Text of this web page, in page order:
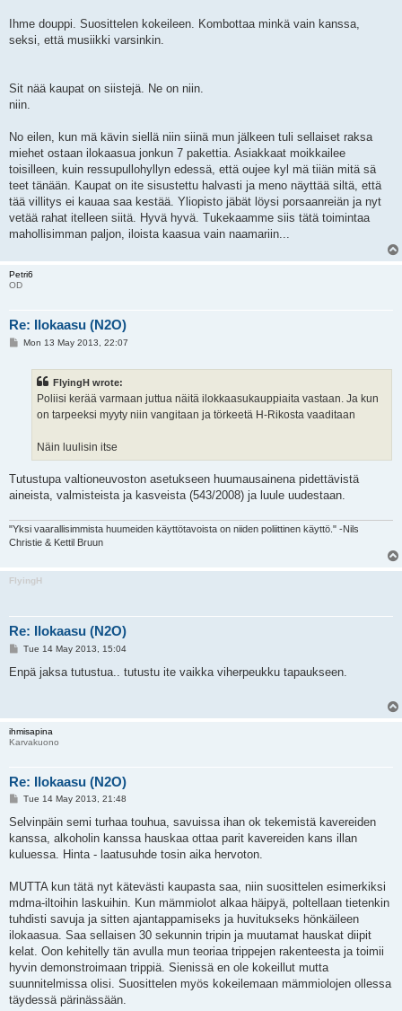
Ihme douppi. Suosittelen kokeileen. Kombottaa minkä vain kanssa,
seksi, että musiikki varsinkin.
Sit nää kaupat on siistejä. Ne on niin.
niin.
No eilen, kun mä kävin siellä niin siinä mun jälkeen tuli sellaiset raksa
miehet ostaan ilokaasua jonkun 7 pakettia. Asiakkaat moikkailee
toisilleen, kuin ressupullohyllyn edessä, että oujee kyl mä tiiän mitä sä
teet tänään. Kaupat on ite sisustettu halvasti ja meno näyttää siltä, että
tää villitys ei kauaa saa kestää. Yliopisto jäbät löysi porsaanreiän ja nyt
vetää rahat itelleen siitä. Hyvä hyvä. Tukekaamme siis tätä toimintaa
mahollisimman paljon, iloista kaasua vain naamariin...
Petri6
OD
Re: Ilokaasu (N2O)
PMon 13 May 2013, 22:07
FlyingH wrote:
Poliisi kerää varmaan juttua näitä ilokkaasukauppiaita vastaan. Ja kun
on tarpeeksi myyty niin vangitaan ja törkeetä H-Rikosta vaaditaan
Näin luulisin itse
Tutustupa valtioneuvoston asetukseen huumausainena pidettävistä
aineista, valmisteista ja kasveista (543/2008) ja luule uudestaan.
"Yksi vaarallisimmista huumeiden käyttötavoista on niiden poliittinen käyttö." -Nils
Christie & Kettil Bruun
FlyingH
Re: Ilokaasu (N2O)
P
s
Tue 14 May 2013, 15:04
Enpä jaksa tutustua.. tutustu ite vaikka viherpeukku tapaukseen.
ihmisapina
Karvakuono
Re: Ilokaasu (N2O)
P
s
Tue 14 May 2013, 21:48
Selvinpäin semi turhaa touhua, savuissa ihan ok tekemistä kavereiden
kanssa, alkoholin kanssa hauskaa ottaa parit kavereiden kans illan
kuluessa. Hinta - laatusuhde tosin aika hervoton.
MUTTA kun tätä nyt kätevästi kaupasta saa, niin suosittelen esimerkiksi
mdma-iltoihin laskuihin. Kun mämmiolot alkaa häipyä, poltellaan tietenkin
tuhdisti savuja ja sitten ajantappamiseks ja huvitukseks hönkäileen
ilokaasua. Saa sellaisen 30 sekunnin tripin ja muutamat hauskat diipit
kelat. Oon kehitelly tän avulla mun teoriaa trippejen rakenteesta ja toimii
hyvin demonstroimaan trippiä. Sienissä en ole kokeillut mutta
suunnitelmissa olisi. Suosittelen myös kokeilemaan mämmiolojen ollessa
täydessä pärinässään.